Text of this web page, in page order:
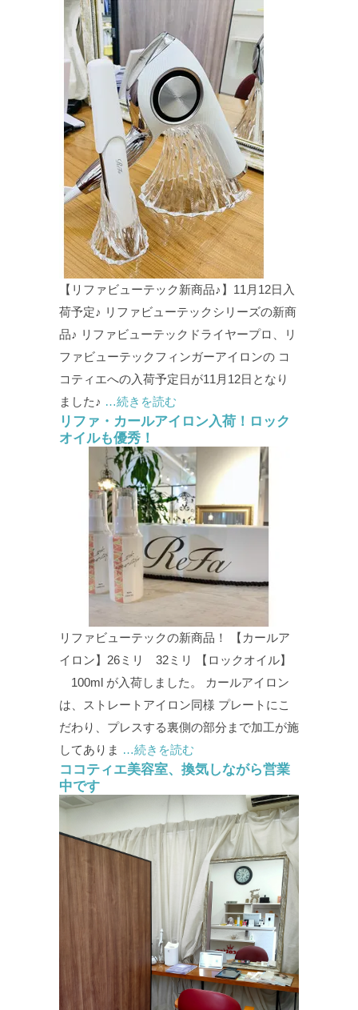
【リファビューテック新商品♪】11月12日入
荷予定♪ リファビューテックシリーズの新商
品♪ リファビューテックドライヤープロ、リ
ファビューテックフィンガーアイロンの コ
コティエへの入荷予定日が11月12日となり
ました♪ …続きを読む
リファ・カールアイロン入荷！ロック
オイルも優秀！
リファビューテックの新商品！ 【カールア
イロン】26ミリ 32ミリ 【ロックオイル】
100ml が入荷しました。 カールアイロン
は、ストレートアイロン同様 プレートにこ
だわり、プレスする裏側の部分まで加工が施
してありま …続きを読む
ココティエ美容室、換気しながら営業
中です